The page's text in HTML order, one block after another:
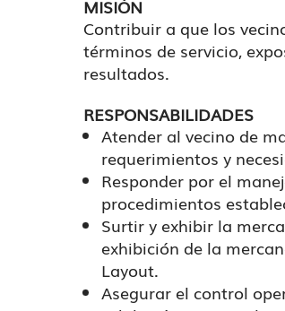
MISIÓN
Contribuir a que los
términos de servicio,
resultados.
RESPONSABILIDADES
Atender al vecino de
requerimientos y
Responder por el
procedimientos
Surtir y exhibir la
exhibición de la
Layout.
Asegurar el control